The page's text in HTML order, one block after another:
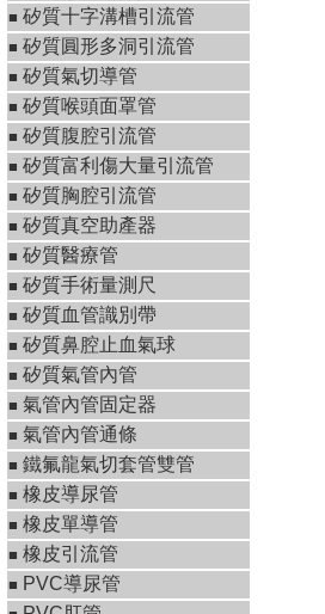
■ 矽質十字溝槽引流管
■ 矽質圓形多洞引流管
■ 矽質氣切導管
■ 矽質喉頭面罩管
■ 矽質腹腔引流管
■ 矽質富利傷大量引流管
■ 矽質胸腔引流管
■ 矽質真空助產器
■ 矽質醫療管
■ 矽質手術量測尺
■ 矽質血管識別帶
■ 矽質鼻腔止血氣球
■ 矽質氣管內管
■ 氣管內管固定器
■ 氣管內管通條
■ 鐵氟龍氣切套管雙管
■ 橡皮導尿管
■ 橡皮單導管
■ 橡皮引流管
■ PVC導尿管